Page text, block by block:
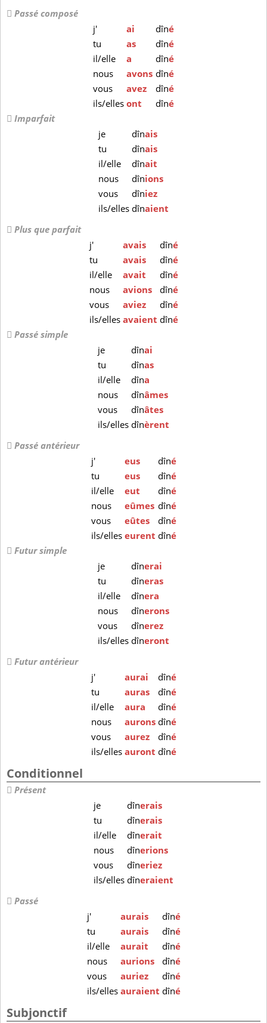
Passé composé
j'
ai dîné
tu
as dîné
il/elle
a dîné
nous
avons dîné
vous
avez dîné
ils/ellesont dîné
Imparfait
je
dînais
tu
dînais
il/elle
dînait
nous
dînions
vous
dîniez
ils/ellesdînaient
Plus que parfait
j'
avais dîné
tu
avais dîné
il/elle
avait dîné
nous
avions dîné
vous
aviez dîné
ils/elles avaient dîné
Passé simple
je
dînai
tu
dînas
il/elle
dîna
nous
dînâmes
vous
dînâtes
ils/ellesdînèrent
Passé antérieur
j'
eus dîné
tu
eus dîné
il/elle
eut dîné
nous
eûmes dîné
vous
eûtes dîné
ils/elles eurent dîné
Futur simple
je
dînerai
tu
dîneras
il/elle
dînera
nous
dînerons
vous
dînerez
ils/ellesdîneront
Futur antérieur
j'
aurai dîné
tu
auras dîné
il/elle
aura dîné
nous
aurons dîné
vous
aurez dîné
ils/elles auront dîné
Conditionnel
Présent
je
dînerais
tu
dînerais
il/elle
dînerait
nous
dînerions
vous
dîneriez
ils/ellesdîneraient
Passé
j'
aurais dîné
tu
aurais dîné
il/elle
aurait dîné
nous
aurions dîné
vous
auriez dîné
ils/elles auraient dîné
Subjonctif